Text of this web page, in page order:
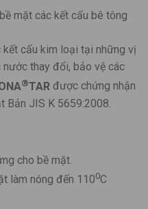
mặt các kết cấu bê tông
kết cấu kim loại tại những vị
thay đổi, bảo vệ các
®TAR được chứng nhận
Bản JIS K 5659:2008.
cho bề mặt.
làm nóng đến 1100C